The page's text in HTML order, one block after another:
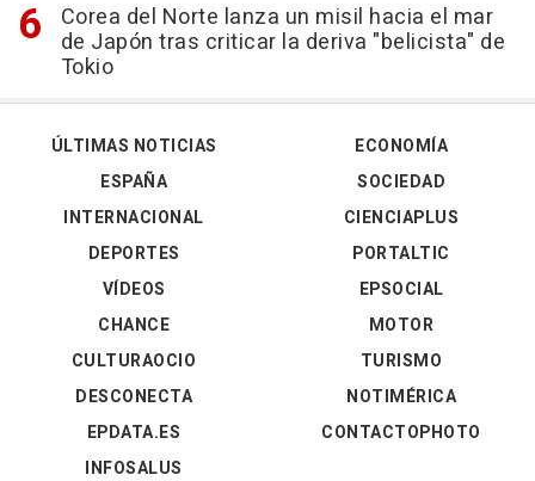
Corea del Norte lanza un misil hacia el mar
de Japón tras criticar la deriva "belicista" de
Tokio
ÚLTIMAS NOTICIAS
ESPAÑA
INTERNACIONAL
DEPORTES
VÍDEOS
ECONOMÍA
SOCIEDAD
CIENCIAPLUS
PORTALTIC
EPSOCIAL
CHANCE
CULTURAOCIO
DESCONECTA
EPDATA.ES
INFOSALUS
MOTOR
TURISMO
NOTIMÉRICA
CONTACTOPHOTO